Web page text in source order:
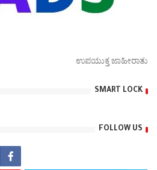
ಉಪಯುಕ್ತ ಜಾಹೀರಾತು
SMART LOCK
FOLLOW US